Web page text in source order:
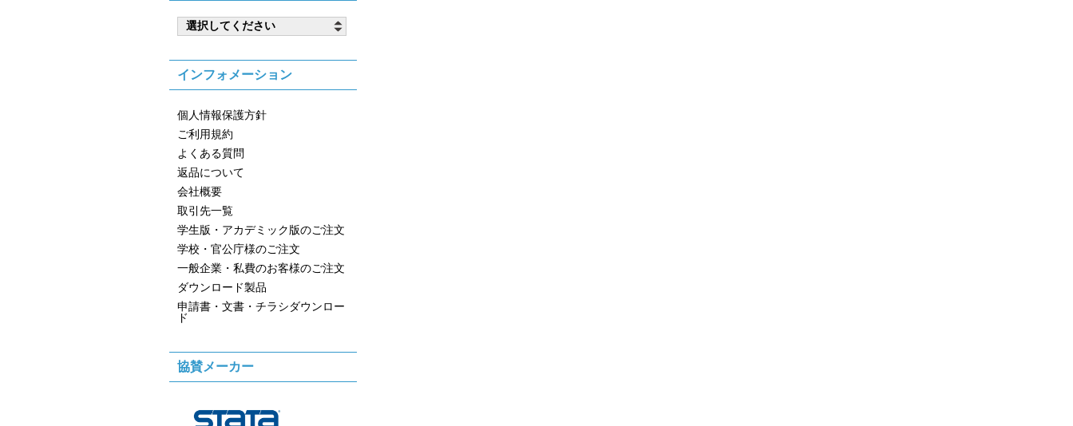
インフォメーション
個人情報保護方針
ご利用規約
よくある質問
返品について
会社概要
取引先一覧
学生版・アカデミック版のご注文
学校・官公庁様のご注文
一般企業・私費のお客様のご注文
ダウンロード製品
申請書・文書・チラシダウンロー
ド
協賛メーカー